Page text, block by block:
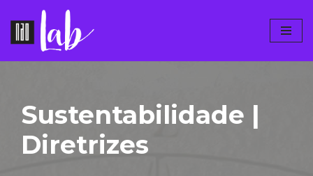
Pular
Sustentabilidade |
Diretrizes